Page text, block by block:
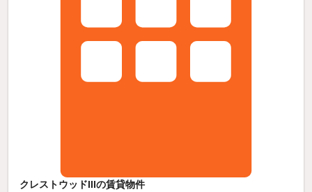
クレストウッドIIIの賃貸物件